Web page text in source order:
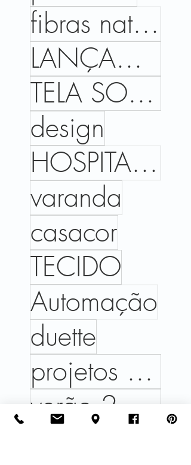
fibras naturais
LANÇAMENTOS
TELA SOLAR
design
HOSPITALIDADE
varanda
casacor
TECIDO
Automação
duette
projetos executados
verão 2026